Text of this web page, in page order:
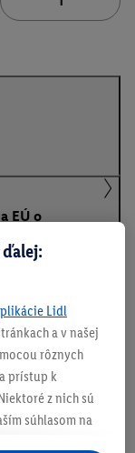
EÚ o
Lidl
a v našej
rôznych
prístup k
z nich sú
súhlasom na